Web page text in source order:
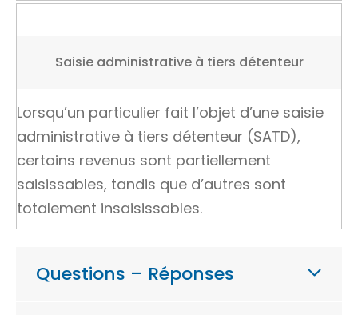
Saisie administrative à tiers détenteur
Lorsqu’un particulier fait l’objet d’une saisie
administrative à tiers détenteur (SATD),
certains revenus sont partiellement
saisissables, tandis que d’autres sont
totalement insaisissables.
Questions – Réponses